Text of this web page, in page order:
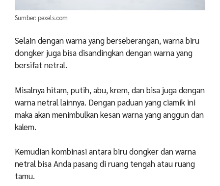
Sumber: pexels.com
Selain dengan warna yang berseberangan, warna biru
dongker juga bisa disandingkan dengan warna yang
bersifat netral.
Misalnya hitam, putih, abu, krem, dan bisa juga dengan
warna netral lainnya. Dengan paduan yang ciamik ini
maka akan menimbulkan kesan warna yang anggun dan
kalem.
Kemudian kombinasi antara biru dongker dan warna
netral bisa Anda pasang di ruang tengah atau ruang
tamu.